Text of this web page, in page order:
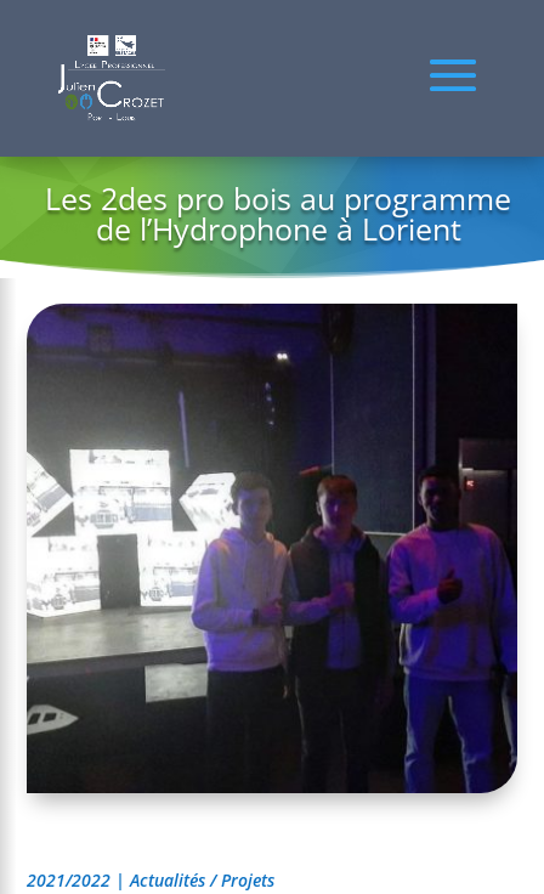
Les 2des pro bois au programme
de l’Hydrophone à Lorient
2021/2022 | Actualités / Projets